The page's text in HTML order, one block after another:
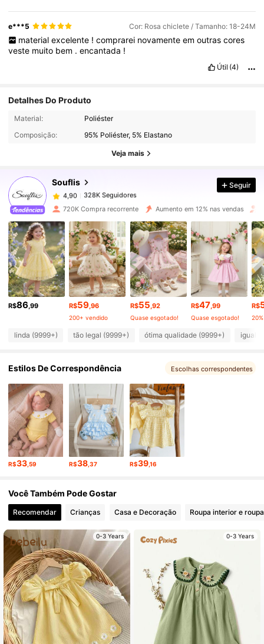
e***5 Cor: Rosa chiclete / Tamanho: 18-24M
material excelente ! comprarei novamente em outras cores
veste muito bem .encantada !
Útil (4)
Detalhes Do Produto
Material:
Poliéster
Composição:
95% Poliéster, 5% Elastano
Veja mais
Souflis
328K Seguidores
328K Seguidores
4,90 328K Seguidores
4,90 328K Seguidores
4,90 328K Seguidores
4,90 328K Seguidores
328K Seguidores
328K Seguidores
4,90 328K Seguidores
4,90
Seguir
720K Compra recorrente Aumento em 12% nas vendas
R$86,99 R$59,96
200+ vendido
R$55,92
Quase esgotado!
R$47,99
Quase esgotado!
R$
linda (9999+) tão legal (9999+) ótima qualidade (9999+) igual a
Estilos De Correspondência Escolhas correspondentes
R$33 ,59 R$38 ,37 R$39,16
Você Também Pode Gostar
Recomendar Crianças Casa e Decoração Roupa interior e
0-3 Years 0-3 Years